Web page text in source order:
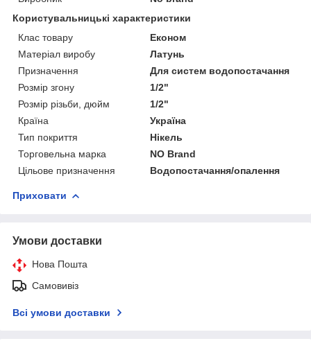
Користувальницькі характеристики
Клас товару
Економ
Матеріал виробу
Латунь
Призначення
Для систем водопостачання
Розмір згону
1/2"
Розмір різьби, дюйм
1/2"
Країна
Україна
Тип покриття
Нікель
Торговельна марка
NO Brand
Цільове призначення
Водопостачання/опалення
Приховати
Умови доставки
Нова Пошта
Самовивіз
Всі умови доставки